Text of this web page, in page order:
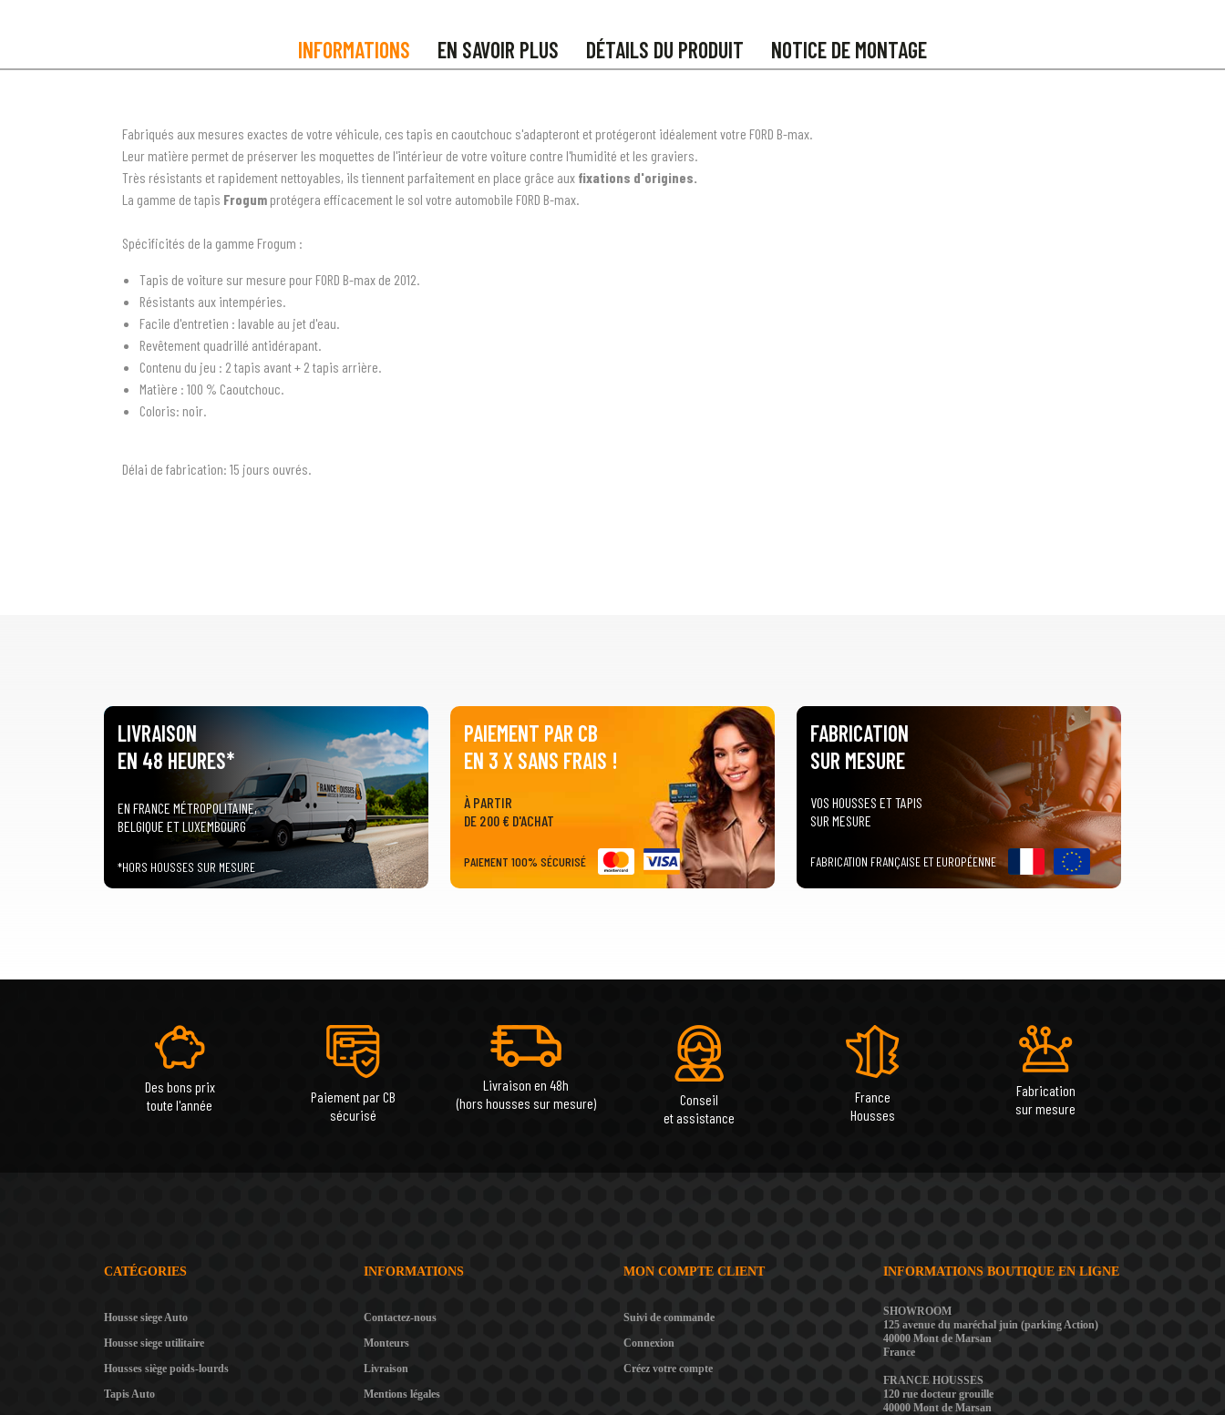
INFORMATIONS EN SAVOIR PLUS DÉTAILS DU PRODUIT NOTICE DE MONTAGE
Fabriqués aux mesures exactes de votre véhicule, ces tapis en caoutchouc s'adapteront et protégeront idéalement votre FORD B-max.
Leur matière permet de préserver les moquettes de l'intérieur de votre voiture contre l'humidité et les graviers.
Très résistants et rapidement nettoyables, ils tiennent parfaitement en place grâce aux fixations d'origines.
La gamme de tapis Frogum protégera efficacement le sol votre automobile FORD B-max.
Spécificités de la gamme Frogum :
Tapis de voiture sur mesure pour FORD B-max de 2012.
Résistants aux intempéries.
Facile d'entretien : lavable au jet d'eau.
Revêtement quadrillé antidérapant.
Contenu du jeu : 2 tapis avant + 2 tapis arrière.
Matière : 100 % Caoutchouc.
Coloris: noir.
Délai de fabrication: 15 jours ouvrés.
LIVRAISON
EN 48 HEURES*
EN FRANCE MÉTROPOLITAINE,
BELGIQUE ET LUXEMBOURG
*HORS HOUSSES SUR MESURE
PAIEMENT PAR CB
EN 3 X SANS FRAIS !
À PARTIR
DE 200 € D'ACHAT
PAIEMENT 100% SÉCURISÉ
FABRICATION
SUR MESURE
VOS HOUSSES ET TAPIS
SUR MESURE
FABRICATION FRANÇAISE ET EUROPÉENNE
Des bons prix
toute l'année
Paiement par CB
sécurisé
Livraison en 48h
(hors housses sur mesure)
Conseil
et assistance
France
Housses
Fabrication
sur mesure
CATÉGORIES
Housse siege Auto
Housse siege utilitaire
Housses siège poids-lourds
Tapis Auto
INFORMATIONS
Contactez-nous
Monteurs
Livraison
Mentions légales
MON COMPTE CLIENT
Suivi de commande
Connexion
Créez votre compte
INFORMATIONS BOUTIQUE EN LIGNE
SHOWROOM
125 avenue du maréchal juin (parking Action)
40000 Mont de Marsan
France
FRANCE HOUSSES
120 rue docteur grouille
40000 Mont de Marsan